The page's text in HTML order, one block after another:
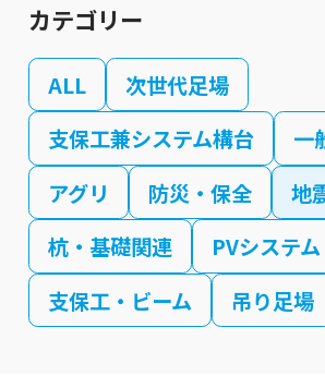
カテゴリー
ALL
次世代足場
支保工兼システム構台
一
アグリ
防災・保全
地
杭・基礎関連
PVシステム
支保工・ビーム
吊り足場